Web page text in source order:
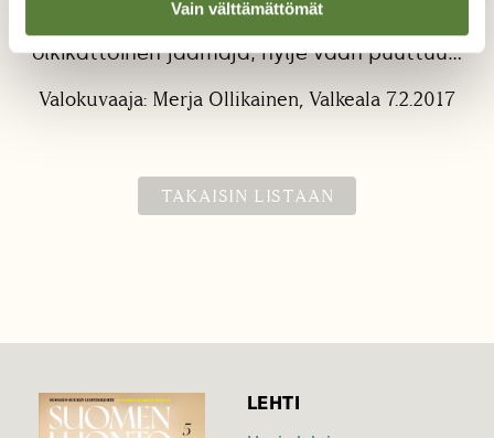
Vain välttämättömät
olkikattoinen jäämaja, hylje vaan puuttuu...
Valokuvaaja: Merja Ollikainen, Valkeala 7.2.2017
TAKAISIN LISTAAN
LEHTI